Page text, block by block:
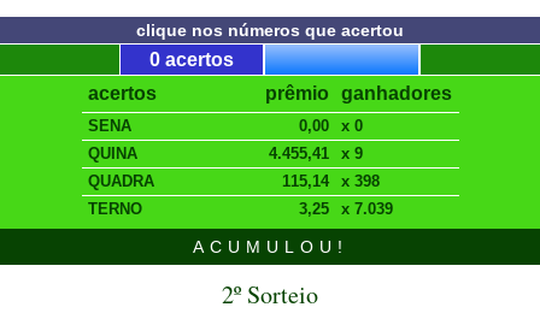
clique nos números que acertou
0 acertos
acertos
SENA
QUINA
QUADRA
TERNO
prêmio
0,00
4.455,41
115,14
3,25
ganhadores
x 0
x 9
x 398
x 7.039
ACUMULOU!
2º Sorteio